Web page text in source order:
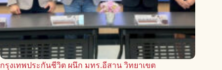
กรุงเทพประกันชีวิต ผนึก มทร.อีสาน วิทยาเขต